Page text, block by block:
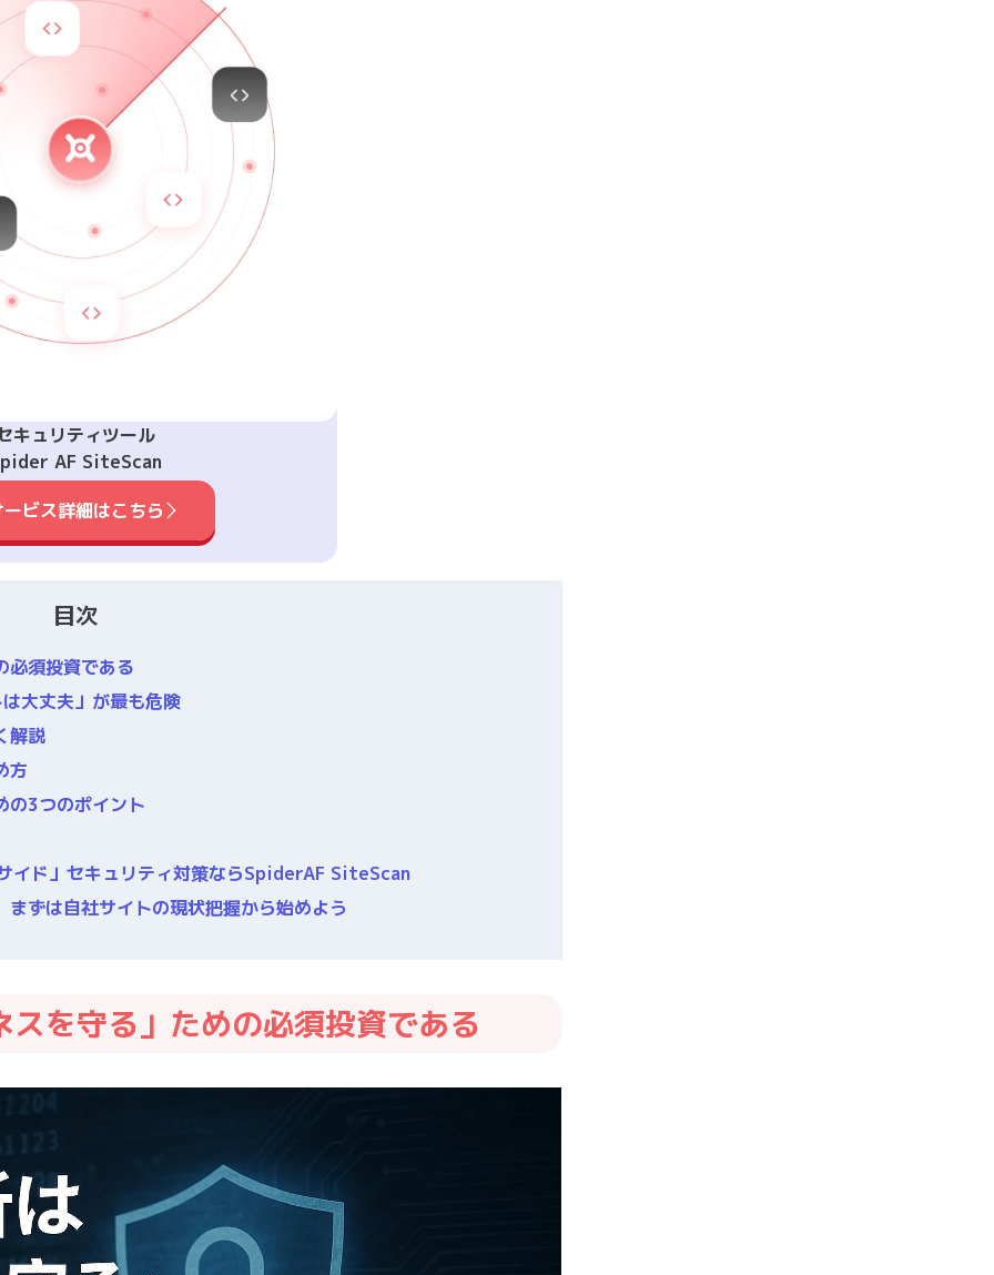
キュリティツール
AF SiteScan
ビス詳細はこちら
目次
必須投資である
大丈夫」が最も危険
解説
方
の3つのポイント
イド」セキュリティ対策ならSpiderAF SiteScan
ずは自社サイトの現状把握から始めよう
を守る」ための必須投資である